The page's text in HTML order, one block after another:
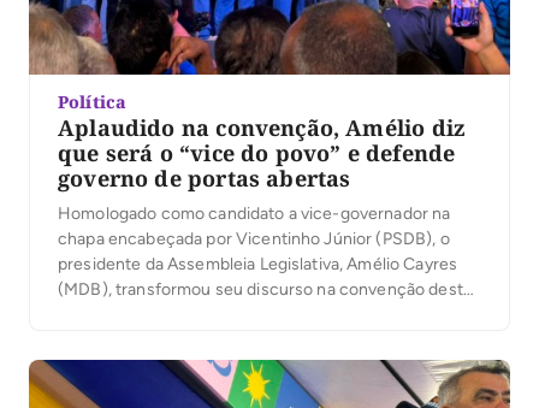
Política
Aplaudido na convenção, Amélio diz
que será o “vice do povo” e defende
governo de portas abertas
Homologado como candidato a vice-governador na
chapa encabeçada por Vicentinho Júnior (PSDB), o
presidente da Assembleia Legislativa, Amélio Cayres
(MDB), transformou seu discurso na convenção desta
mais próximo da população. Diante da militância
reunida no estacionamento […]